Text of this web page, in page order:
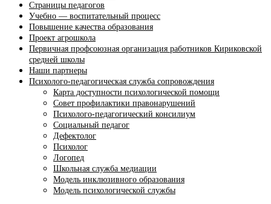
Страницы педагогов
Учебно — воспитательный процесс
Повышение качества образования
Проект агрошкола
Первичная профсоюзная организация работников Кириковской
средней школы
Наши партнеры
Психолого-педагогическая служба сопровождения
Карта доступности психологической помощи
Совет профилактики правонарушений
Психолого-педагогический консилиум
Социальный педагог
Дефектолог
Психолог
Логопед
Школьная служба медиации
Модель инклюзивного образования
Модель психологической службы